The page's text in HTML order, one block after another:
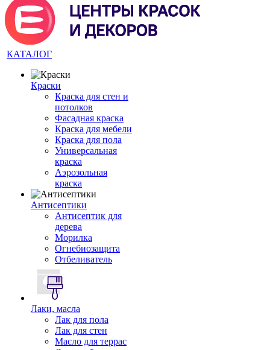
КАТАЛОГ
Краски
Краска для стен и
потолков
Фасадная краска
Краска для мебели
Краска для пола
Универсальная
краска
Аэрозольная
краска
Антисептики
Антисептик для
дерева
Морилка
Огнебиозащита
Отбеливатель
Лаки, масла
Лак для пола
Лак для стен
Масло для террас